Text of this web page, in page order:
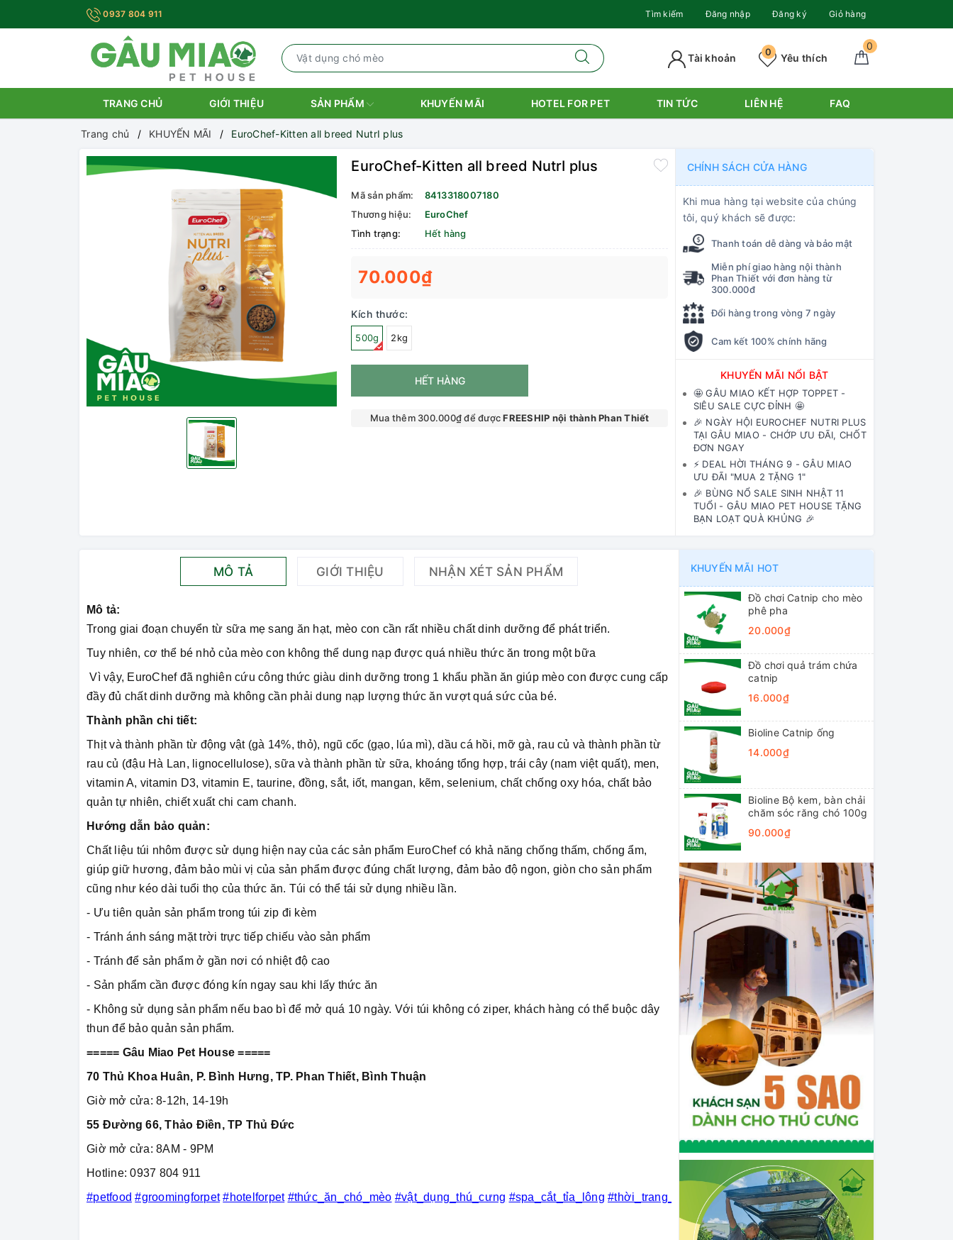
0937 804 911 Tìm kiếm Đăng nhập Đăng ký Giỏ hàng
0
Yêu thích
0
Tài khoản
TRANG CHỦ GIỚI THIỆU SẢN PHẨM KHUYẾN MÃI HOTEL FOR PET TIN TỨC LIÊN HỆ FAQ
Trang chủ KHUYẾN MÃI EuroChef-Kitten all breed NutrI plus
EuroChef-Kitten all breed NutrI plus
Mã sản phẩm:
8413318007180
Thương hiệu:
EuroChef
Tình trạng:
Hết hàng
70.000₫
Kích thước:
500g 2kg
HẾT HÀNG
Mua thêm 300.000₫ để đượcFREESHIP nội thành Phan Thiết
CHÍNH SÁCH CỬA HÀNG
Khi mua hàng tại website của chúng
tôi, quý khách sẽ được:
Thanh toán dễ dàng và bảo mật
Miễn phí giao hàng nội thành
Phan Thiết với đơn hàng từ
300.000đ
Đổi hàng trong vòng 7 ngày
Cam kết 100% chính hãng
KHUYẾN MÃI NỔI BẬT
🤩 GÂU MIAO KẾT HỢP TOPPET -
SIÊU SALE CỰC ĐỈNH 🤩
🎉 NGÀY HỘI EUROCHEF NUTRI PLUS
TẠI GÂU MIAO - CHỚP ƯU ĐÃI, CHỐT
ĐƠN NGAY
⚡️ DEAL HỜI THÁNG 9 - GÂU MIAO
ƯU ĐÃI "MUA 2 TẶNG 1"
🎉 BÙNG NỔ SALE SINH NHẬT 11
TUỔI - GÂU MIAO PET HOUSE TẶNG
BẠN LOẠT QUÀ KHỦNG 🎉
MÔ TẢ GIỚI THIỆU NHẬN XÉT SẢN PHẨM
Mô tả:
Trong giai đoạn chuyển từ sữa mẹ sang ăn hạt, mèo con cần rất nhiều chất dinh dưỡng để phát triển.
Tuy nhiên, cơ thể bé nhỏ của mèo con không thể dung nạp được quá nhiều thức ăn trong một bữa
Vì vậy, EuroChef đã nghiên cứu công thức giàu dinh dưỡng trong 1 khẩu phần ăn giúp mèo con được cung cấp
đầy đủ chất dinh dưỡng mà không cần phải dung nạp lượng thức ăn vượt quá sức của bé.
Thành phần chi tiết:
Thịt và thành phần từ động vật (gà 14%, thỏ), ngũ cốc (gạo, lúa mì), dầu cá hồi, mỡ gà, rau củ và thành phần từ
rau củ (đậu Hà Lan, lignocellulose), sữa và thành phần từ sữa, khoáng tổng hợp, trái cây (nam việt quất), men,
vitamin A, vitamin D3, vitamin E, taurine, đồng, sắt, iốt, mangan, kẽm, selenium, chất chống oxy hóa, chất bảo
quản tự nhiên, chiết xuất chi cam chanh.
Hướng dẫn bảo quản:
Chất liệu túi nhôm được sử dụng hiện nay của các sản phẩm EuroChef có khả năng chống thấm, chống ẩm,
giúp giữ hương, đảm bảo mùi vị của sản phẩm được đúng chất lượng, đảm bảo độ ngon, giòn cho sản phẩm
cũng như kéo dài tuổi thọ của thức ăn. Túi có thể tái sử dụng nhiều lần.
- Ưu tiên quản sản phẩm trong túi zip đi kèm
- Tránh ánh sáng mặt trời trực tiếp chiếu vào sản phẩm
- Tránh để sản phẩm ở gần nơi có nhiệt độ cao
- Sản phẩm cần được đóng kín ngay sau khi lấy thức ăn
- Không sử dụng sản phẩm nếu bao bì để mở quá 10 ngày. Với túi không có ziper, khách hàng có thể buộc dây
thun để bảo quản sản phẩm.
===== Gâu Miao Pet House =====
70 Thủ Khoa Huân, P. Bình Hưng, TP. Phan Thiết, Bình Thuận
Giờ mở cửa: 8-12h, 14-19h
55 Đường 66, Thảo Điền, TP Thủ Đức
Giờ mở cửa: 8AM - 9PM
Hotline: 0937 804 911
#petfood #groomingforpet #hotelforpet #thức_ăn_chó_mèo #vật_dụng_thú_cưng #spa_cắt_tỉa_lông #thời_trang_thú_cưng #khách_sạn_thú_cưng
KHUYẾN MÃI HOT
Đồ chơi Catnip cho mèo
phê pha
20.000₫
Đồ chơi quả trám chứa
catnip
16.000₫
Bioline Catnip ống
14.000₫
Bioline Bộ kem, bàn chải
chăm sóc răng chó 100g
90.000₫